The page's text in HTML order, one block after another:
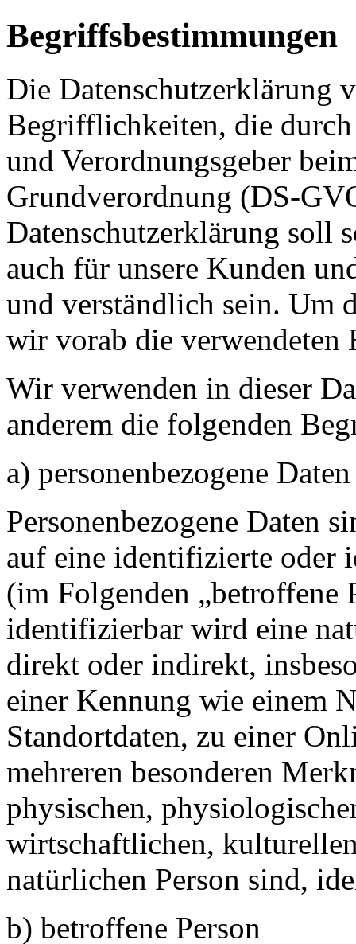
Begriffsbestimmungen
Die Datenschutzerklärung
Begrifflichkeiten, die
und Verordnungsgeber
Grundverordnung (DS-
Datenschutzerklärung soll
auch für unsere Kunden
und verständlich sein. Um
wir vorab die
Wir verwenden in dieser
anderem die folgenden
a) personenbezogene Daten
Personenbezogene Daten
auf eine identifizierte oder
(im Folgenden „betroffene
identifizierbar wird eine
direkt oder indirekt,
einer Kennung wie einem
Standortdaten, zu einer
mehreren besonderen
physischen,
wirtschaftlichen,
natürlichen Person sind,
b) betroffene Person